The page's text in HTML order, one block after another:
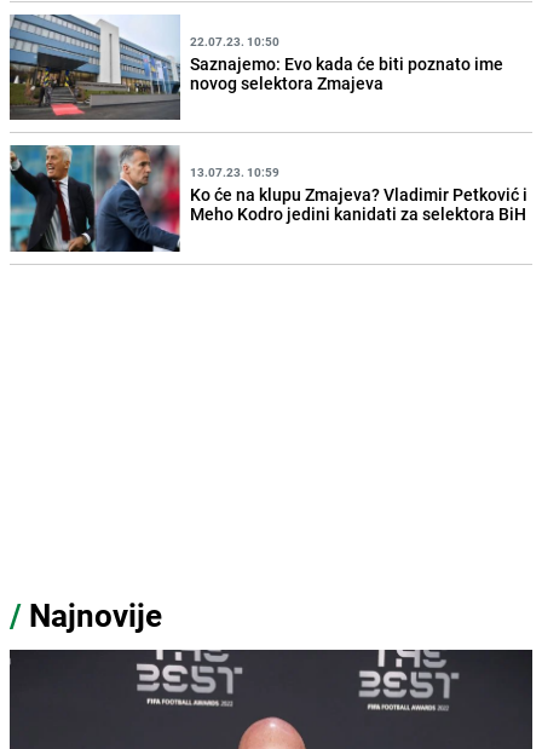
22.07.23. 10:50
Saznajemo: Evo kada će biti poznato ime
novog selektora Zmajeva
13.07.23. 10:59
Ko će na klupu Zmajeva? Vladimir Petković i
Meho Kodro jedini kanidati za selektora BiH
/ Najnovije